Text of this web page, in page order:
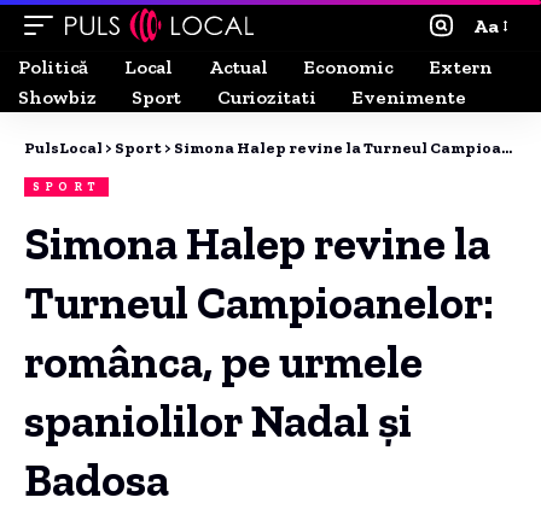
Aa
Politică
Local Actual Economic
Extern
Showbiz
Sport Curiozitati Evenimente
PulsLocal > Sport > Simona Halep revine la Turneul Campioanelor: românca, pe urmele spaniolilor Nadal și Badosa
SPORT
Simona Halep revine la
Turneul Campioanelor:
românca, pe urmele
spaniolilor Nadal și
Badosa